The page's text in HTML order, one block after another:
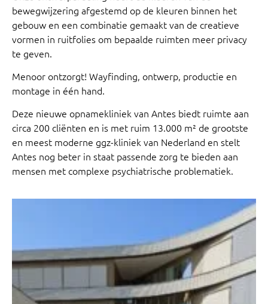
bewegwijzering afgestemd op de kleuren binnen het
gebouw en een combinatie gemaakt van de creatieve
vormen in ruitfolies om bepaalde ruimten meer privacy
te geven.
Menoor ontzorgt! Wayfinding, ontwerp, productie en
montage in één hand.
Deze nieuwe opnamekliniek van Antes biedt ruimte aan
circa 200 cliënten en is met ruim 13.000 m² de grootste
en meest moderne ggz-kliniek van Nederland en stelt
Antes nog beter in staat passende zorg te bieden aan
mensen met complexe psychiatrische problematiek.